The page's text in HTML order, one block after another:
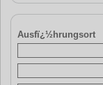
Ausfï¿½hrungsort